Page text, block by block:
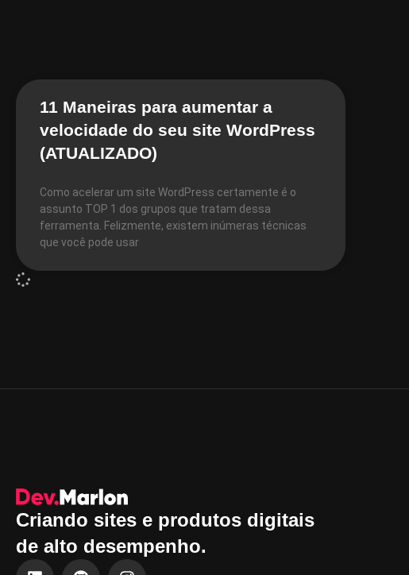
11 Maneiras para aumentar a
velocidade do seu site WordPress
(ATUALIZADO)
Como acelerar um site WordPress certamente é o
assunto TOP 1 dos grupos que tratam dessa
ferramenta. Felizmente, existem inúmeras técnicas
que você pode usar
Criando sites e produtos digitais
de alto desempenho.